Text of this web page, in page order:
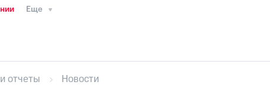
Еще
ИнтервьюФинансовая отчетность
отчеты Новости